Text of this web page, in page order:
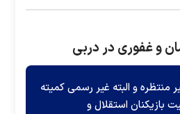
و غفوری در دربی
و البته غیر رسمی کمیته
بازیکنان استقلال و